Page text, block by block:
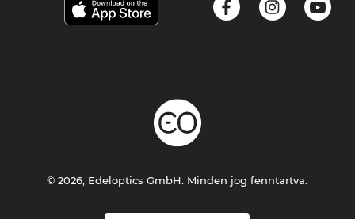
© 2026, Edeloptics GmbH. Minden jog fenntartva.